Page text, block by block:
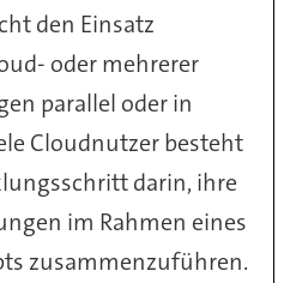
den Einsatz
oder mehrerer
parallel oder in
Cloudnutzer besteht
darin, ihre
im Rahmen eines
zusammenzuführen.